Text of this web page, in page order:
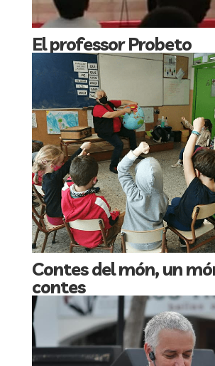
El professor Probeto
Contes del món, un
contes